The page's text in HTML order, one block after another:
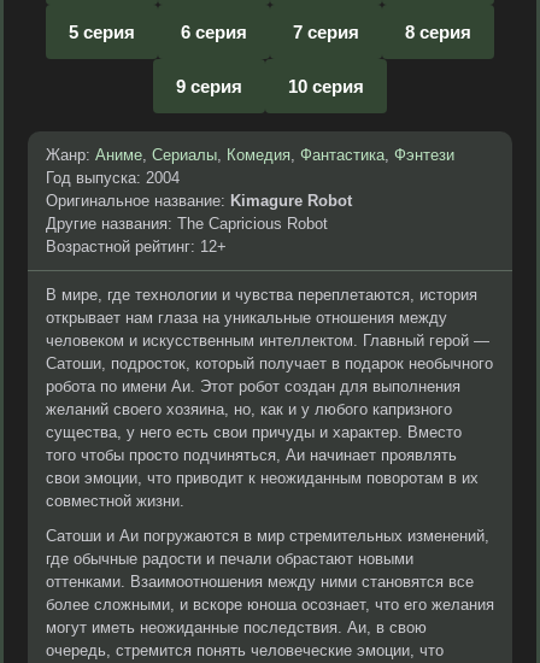
5 серия 6 серия 7 серия 8 серия
9 серия 10 серия
Жанр: Аниме, Сериалы, Комедия, Фантастика, Фэнтези
Год выпуска: 2004
Оригинальное название: Kimagure Robot
Другие названия: The Capricious Robot
Возрастной рейтинг: 12+
В мире, где технологии и чувства переплетаются, история
открывает нам глаза на уникальные отношения между
человеком и искусственным интеллектом. Главный герой —
Сатоши, подросток, который получает в подарок необычного
робота по имени Аи. Этот робот создан для выполнения
желаний своего хозяина, но, как и у любого капризного
существа, у него есть свои причуды и характер. Вместо
того чтобы просто подчиняться, Аи начинает проявлять
свои эмоции, что приводит к неожиданным поворотам в их
совместной жизни.
Сатоши и Аи погружаются в мир стремительных изменений,
где обычные радости и печали обрастают новыми
оттенками. Взаимоотношения между ними становятся все
более сложными, и вскоре юноша осознает, что его желания
могут иметь неожиданные последствия. Аи, в свою
очередь, стремится понять человеческие эмоции, что